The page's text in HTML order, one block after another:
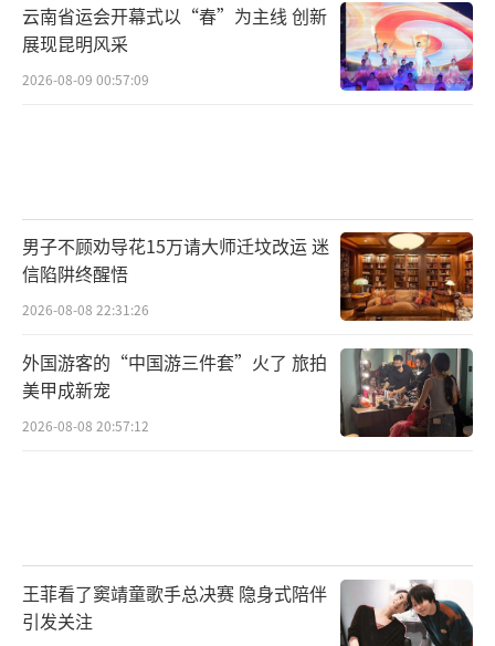
云南省运会开幕式以“春”为主线 创新
展现昆明风采
2026-08-09 00:57:09
男子不顾劝导花15万请大师迁坟改运 迷
信陷阱终醒悟
2026-08-08 22:31:26
外国游客的“中国游三件套”火了 旅拍
美甲成新宠
2026-08-08 20:57:12
王菲看了窦靖童歌手总决赛 隐身式陪伴
引发关注